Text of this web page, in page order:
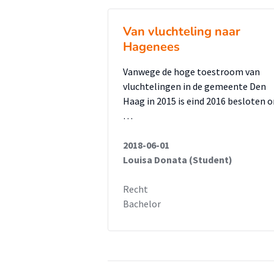
het recht op gezinshereniging
hebben bereikt gedurende
regelgeving,
beantwoord door analyse van
gronden op het gebied van
gedaan naar de peildatum die
gehanteerd in het
gedaan naar mvv-aanvragen
zijn uitspraken van het
gezinshereniging waar sprake
interviews gehouden met
Uit de resultaten van het
Van vluchteling naar
Hagenees
Vanwege de hoge toestroom van
vluchtelingen in de gemeente Den
Haag in 2015 is eind 2016 besloten
…
2018-06-01
Louisa Donata (Student)
Recht
Bachelor